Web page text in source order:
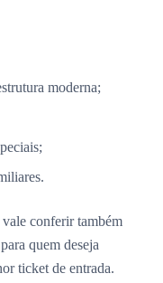
moderna;
conferir também
quem deseja
ticket de entrada.